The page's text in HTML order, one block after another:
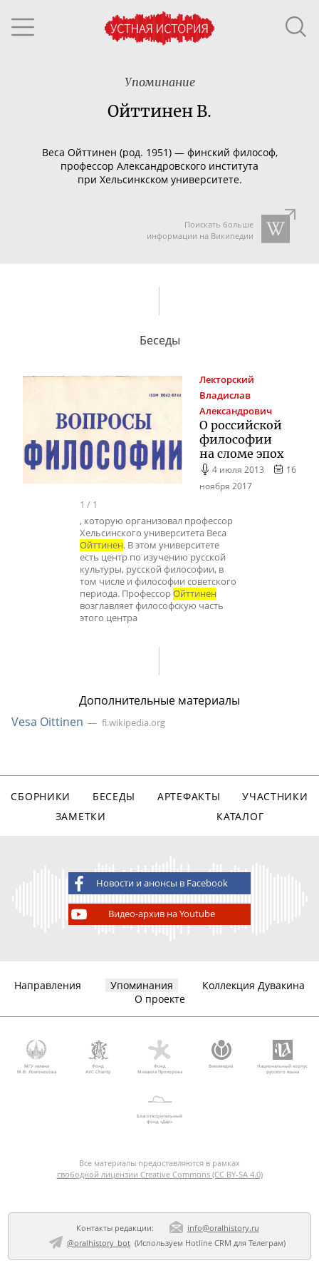
Упоминание
Ойттинен В.
Веса Ойттинен (род. 1951) — финский философ,
профессор Александровского института
при Хельсинкском университете.
Поискать больше
информации на Википедии
Беседы
Лекторский
Владислав
Александрович
О российской
философии
на сломе эпох
4 июля 2013
16
ноября 2017
1 / 1
, которую организовал профессор
Хельсинского университета Веса
Ойттинен. В этом университете
есть центр по изучению русской
культуры, русской философии, в
том числе и философии советского
периода. ПрофессорОйттинен
возглавляет философскую часть
этого центра
Дополнительные материалы
Vesa Oittinen
fi.wikipedia.org
СБОРНИКИ БЕСЕДЫ АРТЕФАКТЫ
УЧАСТНИКИ
ЗАМЕТКИ
КАТАЛОГ
Новости и анонсы в Facebook
Видео-архив на Youtube
Направления Упоминания
Коллекция Дувакина
О проекте
МГУ имени
М.В. Ломоносова
Фонд
AVC Charity
Фонд
Михаила Прохорова
Викимедиа
Национальный корпус
русского языка
Благотворительный
фонд «Дар»
Все материалы предоставляются в рамках
свободной лицензии Creative Commons (CC BY-SA 4.0)
Контакты редакции:
info@oralhistory.ru
@oralhistory_bot(Используем Hotline CRM для Телеграм)